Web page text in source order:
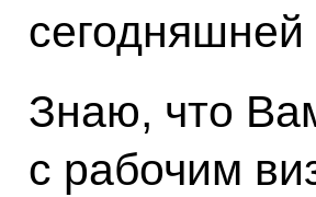
Знаю, что
с рабочим